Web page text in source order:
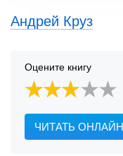
Андрей Круз
Оцените книгу
ЧИТАТЬ ОНЛАЙН